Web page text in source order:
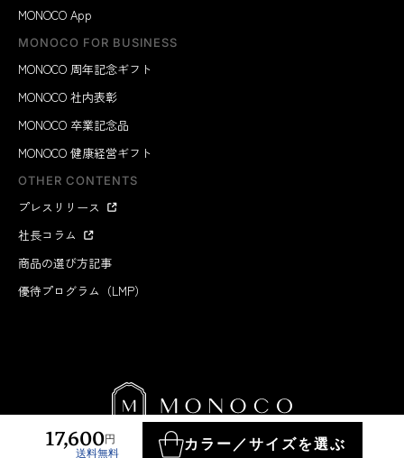
17,600円
送料無料
カラー／サイズを選ぶ
MONOCO App
MONOCO FOR BUSINESS
MONOCO 周年記念ギフト
MONOCO 社内表彰
MONOCO 卒業記念品
MONOCO 健康経営ギフト
OTHER CONTENTS
プレスリリース
社長コラム
商品の選び方記事
優待プログラム（LMP）
MONOCO INC. 2012-2026